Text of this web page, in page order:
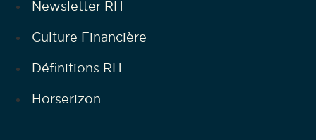
Newsletter RH
Culture Financière
Définitions RH
Horserizon